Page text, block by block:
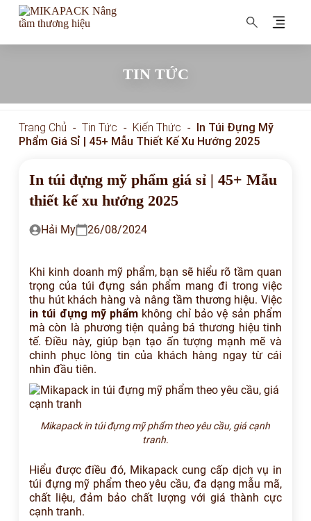
MIKAPACK Nâng tầm thương hiệu
TIN TỨC
Trang Chủ - Tin Tức - Kiến Thức - In Túi Đựng Mỹ
Phẩm Giá Sỉ | 45+ Mẫu Thiết Kế Xu Hướng 2025
In túi đựng mỹ phẩm giá sỉ | 45+ Mẫu
thiết kế xu hướng 2025
Hải My 26/08/2024
Khi kinh doanh mỹ phẩm, bạn sẽ hiểu rõ tầm quan
trọng của túi đựng sản phẩm mang đi trong việc
thu hút khách hàng và nâng tầm thương hiệu. Việc
in túi đựng mỹ phẩm không chỉ bảo vệ sản phẩm
mà còn là phương tiện quảng bá thương hiệu tinh
tế. Điều này, giúp bạn tạo ấn tượng mạnh mẽ và
chinh phục lòng tin của khách hàng ngay từ cái
nhìn đầu tiên.
Mikapack in túi đựng mỹ phẩm theo yêu cầu, giá cạnh
tranh.
Hiểu được điều đó, Mikapack cung cấp dịch vụ in
túi đựng mỹ phẩm theo yêu cầu, đa dạng mẫu mã,
chất liệu, đảm bảo chất lượng với giá thành cực
cạnh tranh.